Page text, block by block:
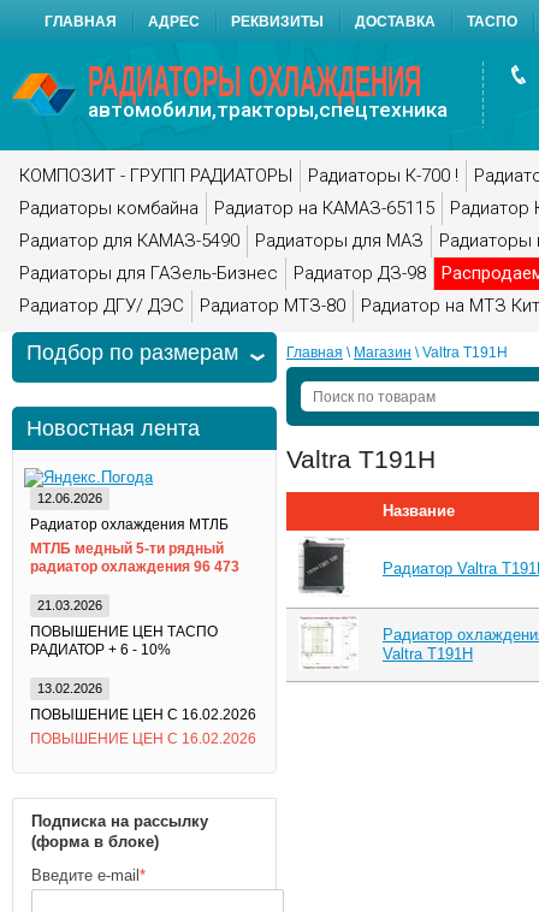
ГЛАВНАЯ АДРЕС РЕКВИЗИТЫ ДОСТАВКА ТАСПО
РАДИАТОРЫ ОХЛАЖДЕНИЯ
автомобили,тракторы,спецтехника
КОМПОЗИТ - ГРУПП РАДИАТОРЫ Радиаторы К-700 !
Радиаторы комбайна
Радиатор на КАМАЗ-65115
Радиатор
Радиатор для КАМАЗ-5490
Радиаторы для МАЗ
Радиаторы
Радиаторы для ГАЗель-Бизнес
Радиатор ДЗ-98
Радиатор ДГУ/ ДЭС
Радиатор МТЗ-80 Радиатор на МТЗ
Подбор по размерам
Новостная лента
12.06.2026
Радиатор охлаждения МТЛБ
МТЛБ медный 5-ти рядный
радиатор охлаждения 96 473
21.03.2026
ПОВЫШЕНИЕ ЦЕН ТАСПО
РАДИАТОР + 6 - 10%
13.02.2026
ПОВЫШЕНИЕ ЦЕН С 16.02.2026
ПОВЫШЕНИЕ ЦЕН С 16.02.2026
Подписка на рассылку
(форма в блоке)
Введите e-mail *
Главная \ Магазин \ Valtra T191H
Valtra T191H
Название
Радиатор Valtra
Радиатор
Valtra T191H